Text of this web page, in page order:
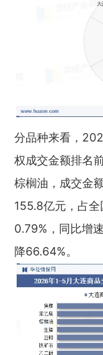
分品种来看，
权成交金额排名
棕榈油，成交金
155.8亿元，占全
0.79%，同比增
降66.64%。